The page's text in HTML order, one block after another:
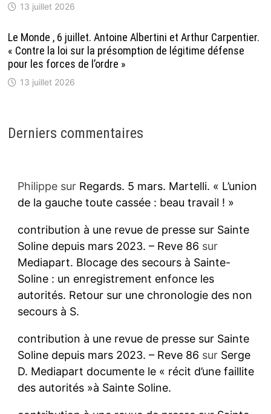
13 juillet 2026
Le Monde , 6 juillet. Antoine Albertini et Arthur Carpentier.
« Contre la loi sur la présomption de légitime défense
pour les forces de l’ordre »
13 juillet 2026
Derniers commentaires
Philippesur Regards. 5 mars. Martelli. « L’union
de la gauche toute cassée : beau travail ! »
contribution à une revue de presse sur Sainte
Soline depuis mars 2023. – Reve 86 sur
Mediapart. Blocage des secours à Sainte-
Soline : un enregistrement enfonce les
autorités. Retour sur une chronologie des non
secours à S.
contribution à une revue de presse sur Sainte
Soline depuis mars 2023. – Reve 86 sur Serge
D. Mediapart documente le « récit d’une faillite
des autorités »à Sainte Soline.